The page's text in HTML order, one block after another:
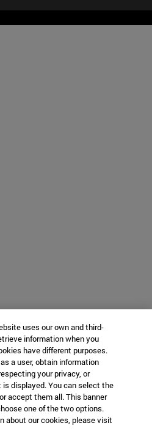
uses our own and third-
information when you
have different purposes.
a user, obtain information
your privacy, or
displayed. You can select the
accept them all. This banner
one of the two options.
about our cookies, please visit